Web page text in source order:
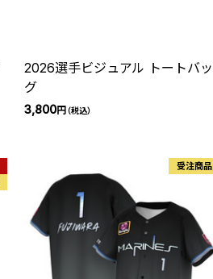
2026選手ビジュアル トートバッ
グ
3,800円（税込）
受注商品